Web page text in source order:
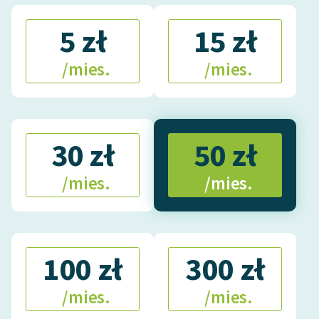
feministycznej
Ręce pełne poezji
Kolekcje edukacyjne
twórców przechodzących
lektur szkolnych oraz
Starego Testamentu
Odkurzamy bohaterów
Szkoła Poezji Wolnych
Lektur
O nas
Kontakt
O projekcie
5 zł
/mies.
15 zł
/mies.
30 zł
/mies.
50 zł
/mies.
100 zł
/mies.
300 zł
/mies.